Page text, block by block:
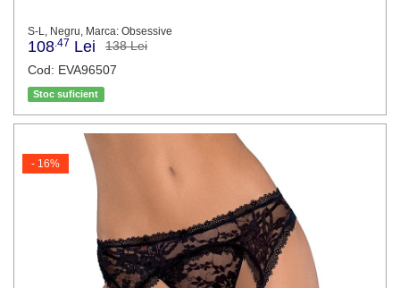
S-L, Negru, Marca: Obsessive
108 .47 Lei
138 Lei
Cod: EVA96507
Stoc suficient
- 16%